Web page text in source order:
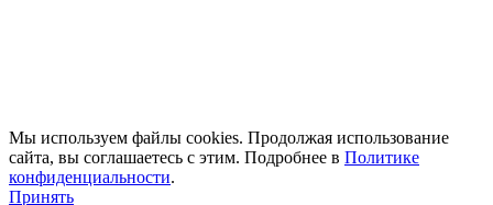
Мы используем файлы cookies. Продолжая использование
сайта, вы соглашаетесь с этим. Подробнее в Политике
конфиденциальности.
Принять